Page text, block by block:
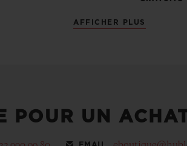
AFFICHER PLUS
POUR UN